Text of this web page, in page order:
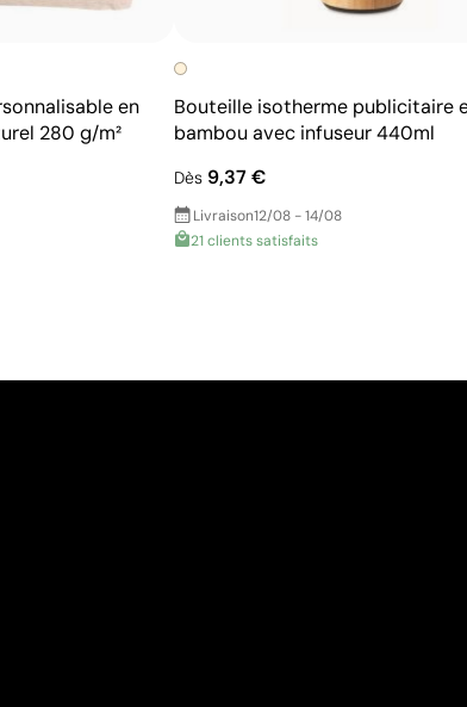
en
280 g/m²
Bouteille isotherme publicitaire
bambou avec infuseur 440ml
Dès9,37 €
Livraison12/08 - 14/08
21 clients satisfaits